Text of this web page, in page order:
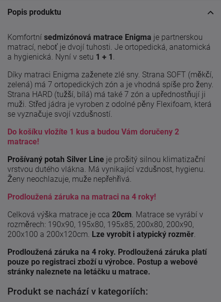
Popis produktu
Komfortní sedmizónová matrace Enigma je partnerskou
matrací, neboť je dvojí tuhosti. Je ortopedická, anatomická
a hygienická. Nyní v setu 1 + 1 .
Díky matraci Enigma zaženete zlé sny. Strana SOFT (měkčí,
zelená) má 7 ortopedických zón a je vhodná spíše pro ženy.
Strana HARD (tužší, bílá) má také 7 zón a upřednostňují ji
muži. Střed jádra je vyroben z odolné pěny Flexifoam, která
se vyznačuje svojí vzdušností.
Do košíku vložíte 1 kus a budou Vám doručeny 2
matrace!
Prošívaný potah Silver Line je prošitý silnou klimatizační
vrstvou dutého vlákna. Má vynikající vzdušnost, hygienu.
Ženy neochlazuje, muže nepřehřívá.
Prodloužená záruka na matraci na 4 roky!
Celková výška matrace je cca 20cm. Matrace se vyrábí v
rozměrech: 190x90, 195x80, 195x85, 200x80, 200x90,
200x100 a 200x120cm. Lze vyrobit i atypický rozměr.
Prodloužená záruka na 4 roky. Prodloužená záruka platí
pouze po registraci zboží u výrobce. Postup a webové
stránky naleznete na letáčku u matrace.
Produkt se nachází v kategoriích: